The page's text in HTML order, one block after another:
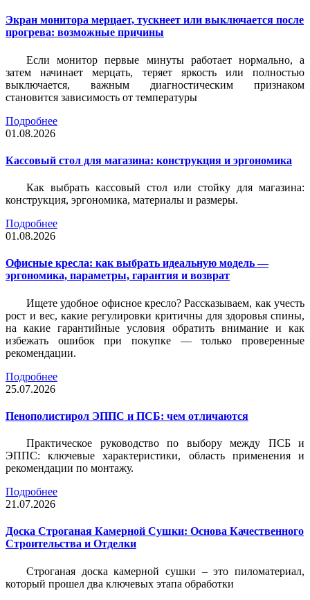
Экран монитора мерцает, тускнеет или выключается после
прогрева: возможные причины
Если монитор первые минуты работает нормально, а
затем начинает мерцать, теряет яркость или полностью
выключается, важным диагностическим признаком
становится зависимость от температуры
Подробнее
01.08.2026
Кассовый стол для магазина: конструкция и эргономика
Как выбрать кассовый стол или стойку для магазина:
конструкция, эргономика, материалы и размеры.
Подробнее
01.08.2026
Офисные кресла: как выбрать идеальную модель —
эргономика, параметры, гарантия и возврат
Ищете удобное офисное кресло? Рассказываем, как учесть
рост и вес, какие регулировки критичны для здоровья спины,
на какие гарантийные условия обратить внимание и как
избежать ошибок при покупке — только проверенные
рекомендации.
Подробнее
25.07.2026
Пенополистирол ЭППС и ПСБ: чем отличаются
Практическое руководство по выбору между ПСБ и
ЭППС: ключевые характеристики, область применения и
рекомендации по монтажу.
Подробнее
21.07.2026
Доска Строганая Камерной Сушки: Основа Качественного
Строительства и Отделки
Строганая доска камерной сушки – это пиломатериал,
который прошел два ключевых этапа обработки